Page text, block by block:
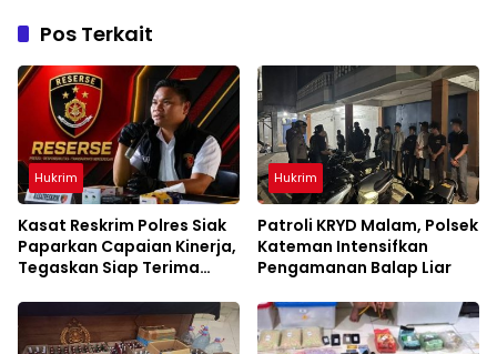
Pos Terkait
Hukrim
Kasat Reskrim Polres Siak
Paparkan Capaian Kinerja,
Tegaskan Siap Terima
Hukrim
Patroli KRYD Malam, Polsek
Kateman Intensifkan
Pengamanan Balap Liar